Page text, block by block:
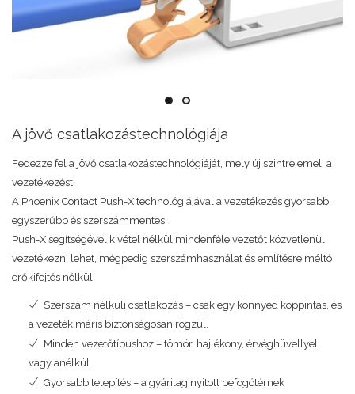
A jövő csatlakozástechnológiája
Fedezze fel a jövő csatlakozástechnológiáját, mely új szintre emeli a
vezetékezést.
A Phoenix Contact Push-X technológiájával a vezetékezés gyorsabb,
egyszerűbb és szerszámmentes.
Push-X segítségével kivétel nélkül mindenféle vezetőt közvetlenül
vezetékezni lehet, mégpedig szerszámhasználat és említésre méltó
erőkifejtés nélkül.
Szerszám nélküli csatlakozás – csak egy könnyed koppintás, és
a vezeték máris biztonságosan rögzül.
Minden vezetőtípushoz – tömör, hajlékony, érvéghüvellyel
vagy anélkül
Gyorsabb telepítés – a gyárilag nyitott befogótérnek